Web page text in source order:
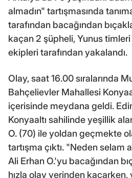
almadın" tartışmasında
tarafından bacağından
kaçan 2 şüpheli, Yunus
ekipleri tarafından yakalandı.
Olay, saat 16.00 sıralarında
Bahçelievler Mahallesi
içerisinde meydana geldi.
Konyaaltı sahilinde yeşillik
O. (70) ile yoldan geçmekte
tartışma çıktı. "Neden selam
Ali Erhan O.'yu bacağından
hızla olay yerinden kaçarken,